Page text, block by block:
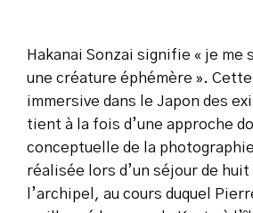
Hakanai Sonzai signifie « je me
une créature éphémère ».
immersive dans le Japon des
tient à la fois d’une approche
conceptuelle de la
réalisée lors d’un séjour de huit
l’archipel, au cours duquel